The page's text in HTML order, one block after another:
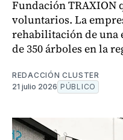
Fundación TRAXION
voluntarios. La
rehabilitación de una
de 350 árboles en la
REDACCIÓN CLUSTER
21 julio 2026 PÚBLICO